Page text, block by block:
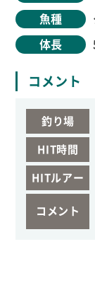
魚種
体長
コメント
釣り場
HIT時間
HITルアー
コメント